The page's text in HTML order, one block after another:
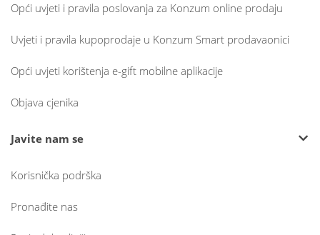
Opći uvjeti i pravila poslovanja za Konzum online prodaju
Uvjeti i pravila kupoprodaje u Konzum Smart prodavaonici
Opći uvjeti korištenja e-gift mobilne aplikacije
Objava cjenika
Javite nam se
Korisnička podrška
Pronađite nas